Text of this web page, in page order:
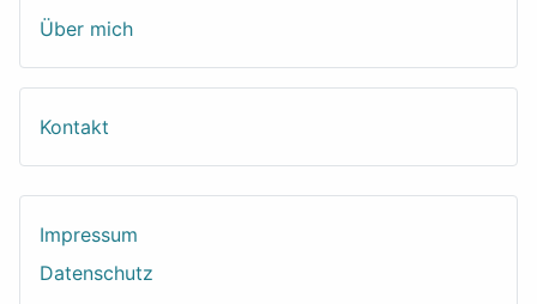
Über mich
Kontakt
Impressum
Datenschutz